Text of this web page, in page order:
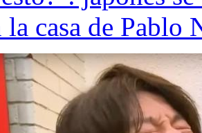
la casa de Pablo